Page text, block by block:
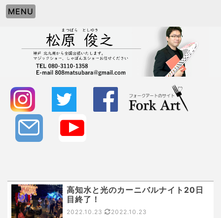
MENU
高知水と光のカーニバルナイト20日
目終了！
2022.10.23 2022.10.23